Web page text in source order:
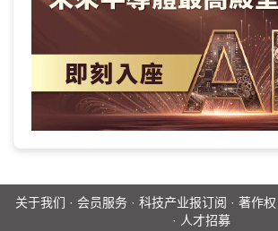
关于我们 · 会员服务· 科技产业报订阅 · 著作权
· 人才招募